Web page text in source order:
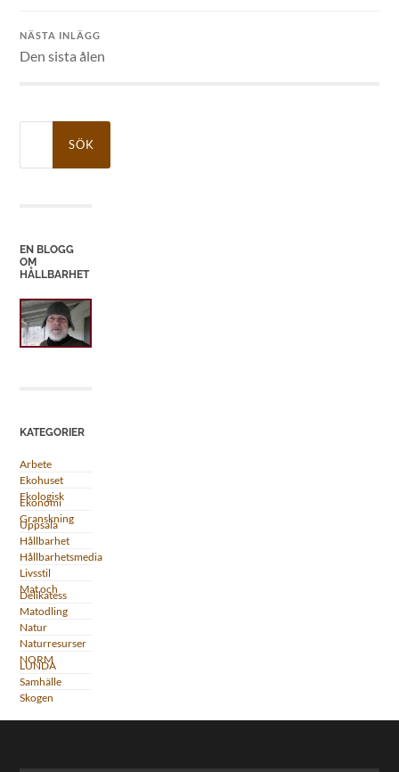
NÄSTA INLÄGG
Den sista ålen
EN BLOGG
OM
HÅLLBARHET
KATEGORIER
Arbete
Ekohuset
Ekologisk
Ekonomi
Granskning
Uppsala
Hållbarhet
Hållbarhetsmedia
Livsstil
Mat och
Delikatess
Matodling
Natur
Naturresurser
NORM
LUNDA
Samhälle
Skogen